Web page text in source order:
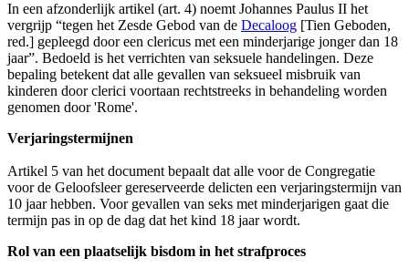
In een afzonderlijk artikel (art. 4) noemt Johannes Paulus II het
vergrijp “tegen het Zesde Gebod van de Decaloog [Tien Geboden,
red.] gepleegd door een clericus met een minderjarige jonger dan 18
jaar”. Bedoeld is het verrichten van seksuele handelingen. Deze
bepaling betekent dat alle gevallen van seksueel misbruik van
kinderen door clerici voortaan rechtstreeks in behandeling worden
genomen door 'Rome'.
Verjaringstermijnen
Artikel 5 van het document bepaalt dat alle voor de Congregatie
voor de Geloofsleer gereserveerde delicten een verjaringstermijn van
10 jaar hebben. Voor gevallen van seks met minderjarigen gaat die
termijn pas in op de dag dat het kind 18 jaar wordt.
Rol van een plaatselijk bisdom in het strafproces